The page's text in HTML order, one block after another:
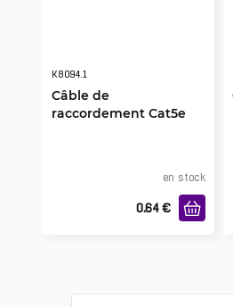
K8094.1
Câble de
raccordement Cat5e
en stock
0.64 €